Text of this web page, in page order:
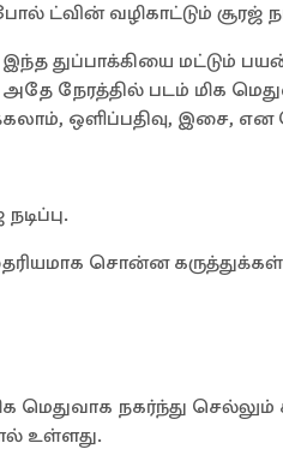
ட்வின் வழிகாட்டும் சூரஜ்
துப்பாக்கியை மட்டும்
நேரத்தில் படம் மிக
ஒளிப்பதிவு, இசை, என
சொன்ன
மெதுவாக நகர்ந்து
உள்ளது.